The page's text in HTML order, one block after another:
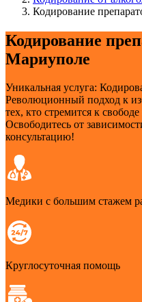
Кодирование
Кодирование
Мариуполе
Уникальная услуга:
Революционный подход к
тех, кто стремится к
Освободитесь от
консультацию!
Медики с большим стажем
Круглосуточная помощь